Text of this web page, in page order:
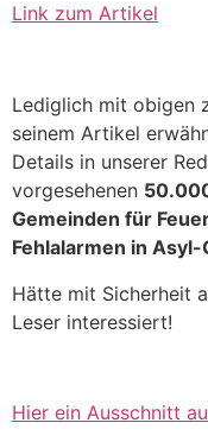
Link zum Artikel
Lediglich mit obigen
seinem Artikel
Details in unserer
vorgesehenen
Gemeinden für
Fehlalarmen in
Hätte mit Sicherheit
Leser interessiert!
Hier ein Ausschnitt